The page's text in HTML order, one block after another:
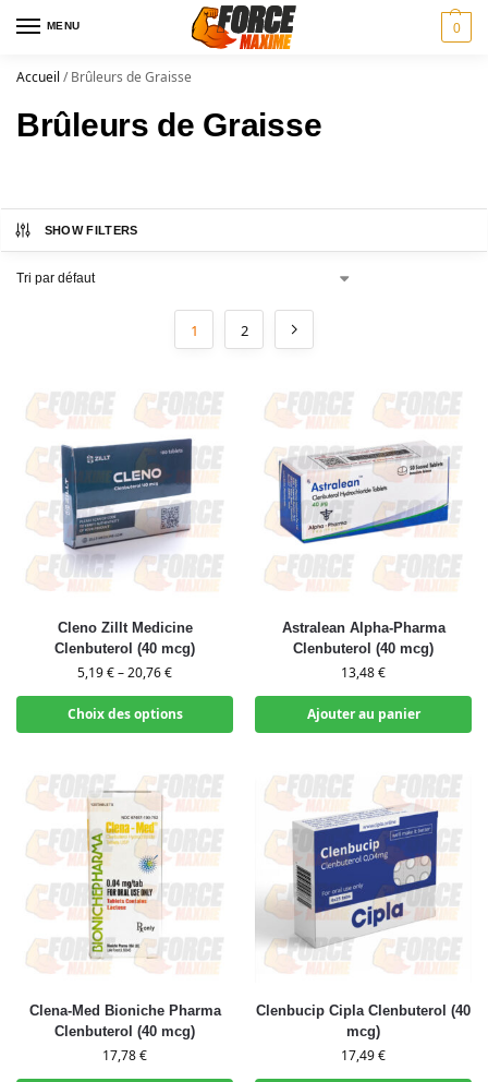
MENU 0
Accueil /Brûleurs de Graisse
Brûleurs de Graisse
SHOW FILTERS
1 2
Cleno Zillt Medicine
Clenbuterol (40 mcg)
5,19€–20,76€
Choix des options
Astralean Alpha-Pharma
Clenbuterol (40 mcg)
13,48€
Ajouter au panier
Clena-Med Bioniche Pharma
Clenbuterol (40 mcg)
17,78€
Clenbucip Cipla Clenbuterol (40
mcg)
17,49€